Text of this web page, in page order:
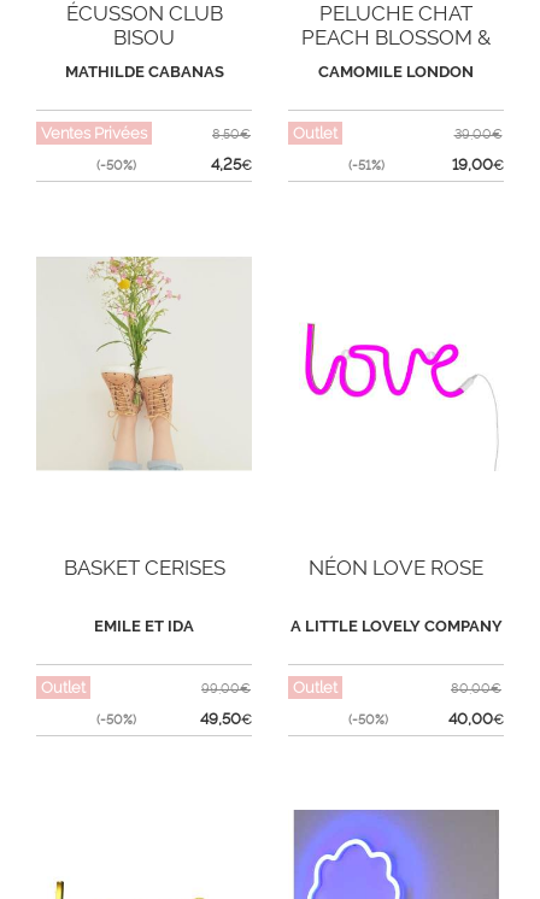
ÉCUSSON CLUB
BISOU
MATHILDE CABANAS
Ventes Privées
(-50%)
8,50€
4,25€
PELUCHE CHAT
PEACH BLOSSOM &
STONE
CAMOMILE LONDON
Outlet
(-51%)
39,00€
19,00€
BASKET CERISES
EMILE ET IDA
Outlet
(-50%)
99,00€
49,50€
NÉON LOVE ROSE
A LITTLE LOVELY COMPANY
Outlet
(-50%)
80,00€
40,00€